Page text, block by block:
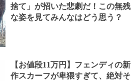
捨て」が招いた悲劇だ！この無残
な姿を見てみんなはどう思う？
【お値段11万円】フェンディの新
作スカーフが卑猥すぎて、絶対そ